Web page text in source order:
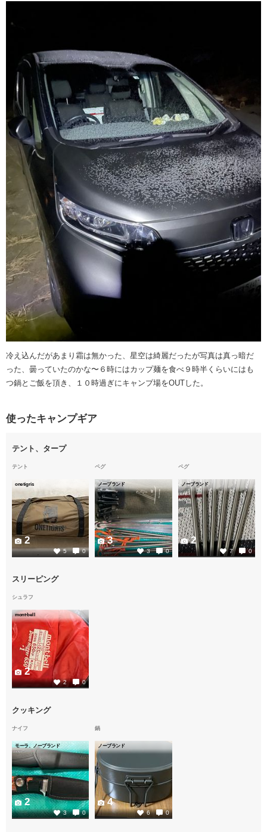
冷え込んだがあまり霜は無かった、星空は綺麗だったが写真は真っ暗だ
った、曇っていたのかな〜６時にはカップ麺を食べ９時半くらいにはも
つ鍋とご飯を頂き、１０時過ぎにキャンプ場をOUTした。
使ったキャンプギア
テント、タープ
テント
onetigris
5 0
2
ペグ
ノーブランド
3 0
3
ペグ
ノーブランド
7 0
2
スリーピング
シュラフ
mont-bell
2 0
2
クッキング
ナイフ
モーラ、ノーブランド
3 0
2
鍋
ノーブランド
6 0
4